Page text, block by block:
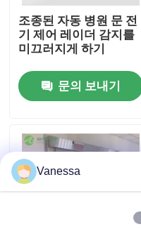
연락주세요
뉴스
경우
모듈 수술실
조종된 자동 병원 문 전
기 제어 레이더 감지를
미끄러지게 하기
문의 보내기
Vanessa